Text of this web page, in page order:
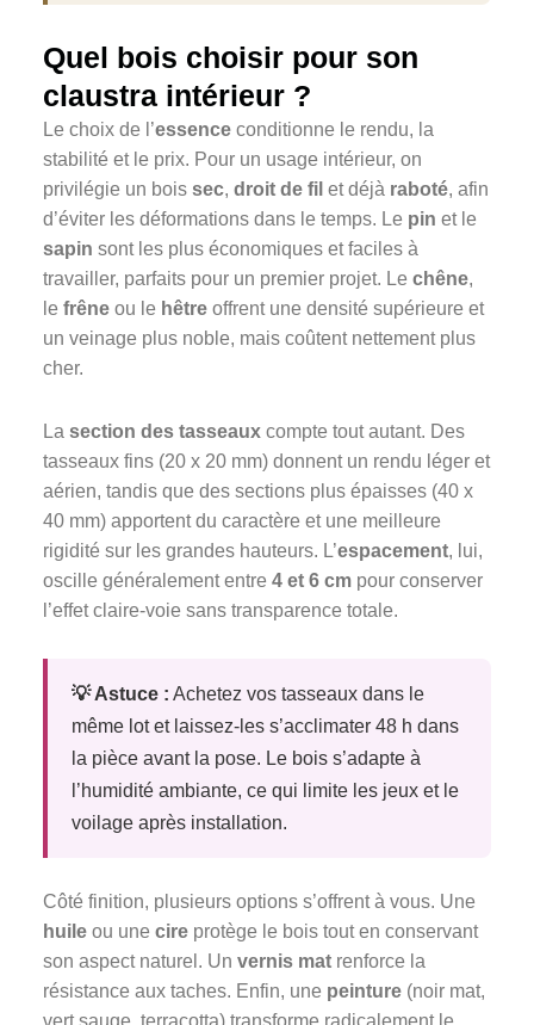
Quel bois choisir pour son
claustra intérieur ?
Le choix de l’essence conditionne le rendu, la
stabilité et le prix. Pour un usage intérieur, on
privilégie un bois sec, droit de fil et déjà raboté, afin
d’éviter les déformations dans le temps. Le pin et le
sapin sont les plus économiques et faciles à
travailler, parfaits pour un premier projet. Le chêne,
le frêne ou le hêtre offrent une densité supérieure et
un veinage plus noble, mais coûtent nettement plus
cher.
La section des tasseaux compte tout autant. Des
tasseaux fins (20 x 20 mm) donnent un rendu léger et
aérien, tandis que des sections plus épaisses (40 x
40 mm) apportent du caractère et une meilleure
rigidité sur les grandes hauteurs. L’espacement, lui,
oscille généralement entre 4 et 6 cm pour conserver
l’effet claire-voie sans transparence totale.
💡 Astuce : Achetez vos tasseaux dans le
même lot et laissez-les s’acclimater 48 h dans
la pièce avant la pose. Le bois s’adapte à
l’humidité ambiante, ce qui limite les jeux et le
voilage après installation.
Côté finition, plusieurs options s’offrent à vous. Une
huile ou une cire protège le bois tout en conservant
son aspect naturel. Un vernis mat renforce la
résistance aux taches. Enfin, une peinture (noir mat,
vert sauge, terracotta) transforme radicalement le